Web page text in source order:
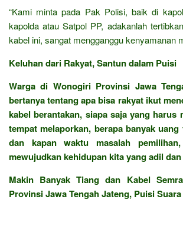
“Kami minta pada Pak Polisi, baik di
kapolda atau Satpol PP, adakanlah
kabel ini, sangat mengganggu kenyamanan
Keluhan dari Rakyat, Santun dalam Puisi
Warga di Wonogiri Provinsi Jawa
bertanya tentang apa bisa rakyat ikut
kabel berantakan, siapa saja yang harus
tempat melaporkan, berapa banyak
dan kapan waktu masalah
mewujudkan kehidupan kita yang adil
Makin Banyak Tiang dan Kabel
Provinsi Jawa Tengah Jateng, Puisi